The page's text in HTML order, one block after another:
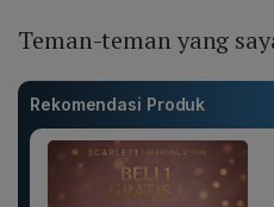
Teman-teman yang
Rekomendasi Produk